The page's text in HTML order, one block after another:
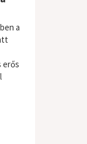
a
erős